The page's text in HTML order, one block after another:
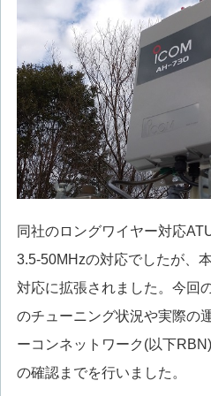
同社のロングワイヤー対応
3.5-50MHzの対応でしたが、
対応に拡張されました。今回
のチューニング状況や実際の
ーコンネットワーク(以下
の確認までを行いました。